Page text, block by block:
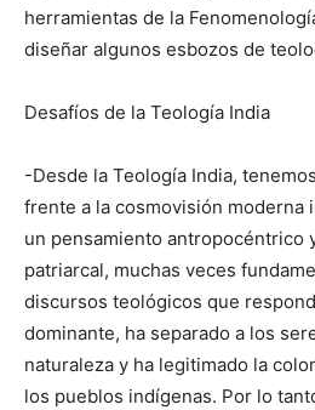
herramientas de la
diseñar algunos esbozos de
Desafíos de la Teología India
-Desde la Teología India,
frente a la cosmovisión moderna
un pensamiento antropocéntrico
patriarcal, muchas veces
discursos teológicos que
dominante, ha separado a los
naturaleza y ha legitimado la
los pueblos indígenas. Por lo